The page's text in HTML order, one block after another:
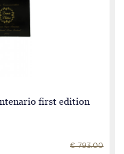
first edition
€ 793.00